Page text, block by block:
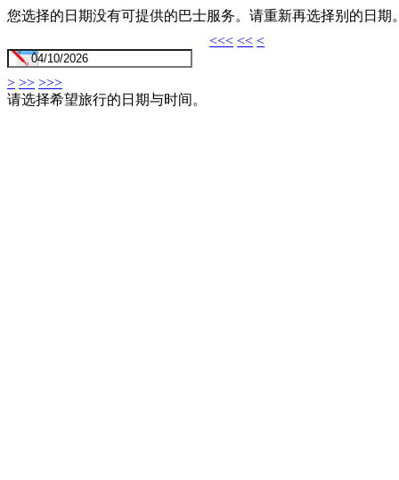
您选择的日期没有可提供的巴士服务。请重新再选择别的日期
<<< << <
> >> >>>
请选择希望旅行的日期与时间。